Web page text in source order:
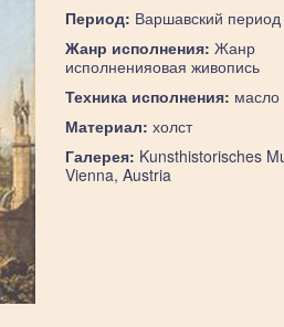
Период: Варшавский период
Жанр исполнения: Жанр
исполненияовая живопись
Техника исполнения: масло
Материал: холст
Галерея: Kunsthistorisches
Vienna, Austria